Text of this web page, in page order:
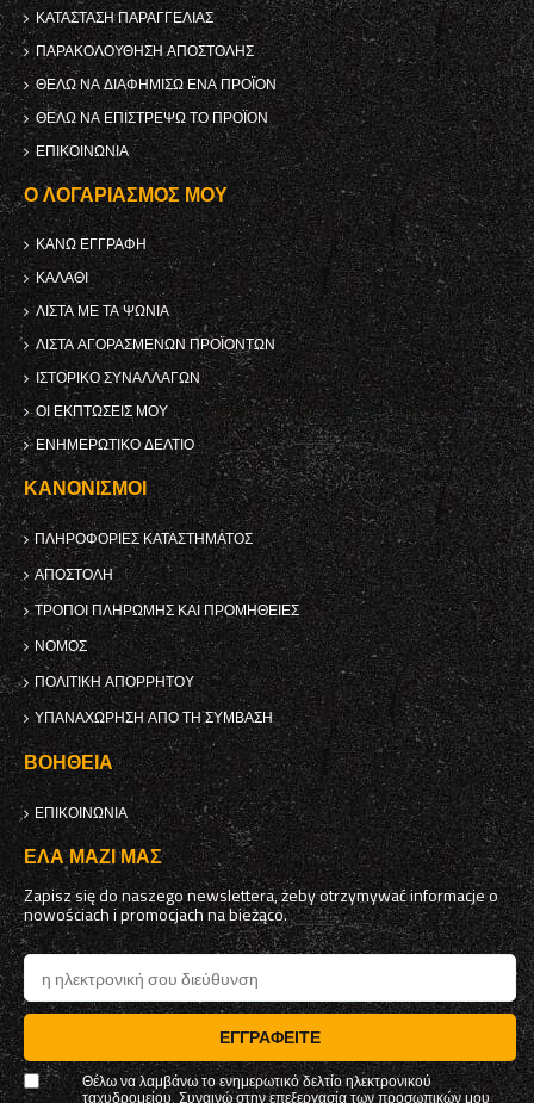
ΚΑΤΆΣΤΑΣΗ ΠΑΡΑΓΓΕΛΊΑΣ
ΠΑΡΑΚΟΛΟΎΘΗΣΗ ΑΠΟΣΤΟΛΉΣ
ΘΈΛΩ ΝΑ ΔΙΑΦΗΜΊΣΩ ΈΝΑ ΠΡΟΪΌΝ
ΘΈΛΩ ΝΑ ΕΠΙΣΤΡΈΨΩ ΤΟ ΠΡΟΪΌΝ
ΕΠΙΚΟΙΝΩΝΊΑ
Ο ΛΟΓΑΡΙΑΣΜΌΣ ΜΟΥ
ΚΑΝΩ ΕΓΓΡΑΦΗ
ΚΑΛΆΘΙ
ΛΊΣΤΑ ΜΕ ΤΑ ΨΏΝΙΑ
ΛΊΣΤΑ ΑΓΟΡΑΣΜΈΝΩΝ ΠΡΟΪΌΝΤΩΝ
ΙΣΤΟΡΙΚΌ ΣΥΝΑΛΛΑΓΏΝ
ΟΙ ΕΚΠΤΏΣΕΙΣ ΜΟΥ
ΕΝΗΜΕΡΩΤΙΚΌ ΔΕΛΤΊΟ
ΚΑΝΟΝΙΣΜΟΊ
ΠΛΗΡΟΦΟΡΊΕΣ ΚΑΤΑΣΤΉΜΑΤΟΣ
ΑΠΟΣΤΟΛΉ
ΤΡΌΠΟΙ ΠΛΗΡΩΜΉΣ ΚΑΙ ΠΡΟΜΉΘΕΙΕΣ
ΝΌΜΟΣ
ΠΟΛΙΤΙΚΉ ΑΠΟΡΡΉΤΟΥ
ΥΠΑΝΑΧΏΡΗΣΗ ΑΠΌ ΤΗ ΣΎΜΒΑΣΗ
ΒΟΉΘΕΙΑ
ΕΠΙΚΟΙΝΩΝΊΑ
ΈΛΑ ΜΑΖΊ ΜΑΣ
Zapisz się do naszego newslettera, żeby otrzymywać informacje o
nowościach i promocjach na bieżąco.
ΕΓΓΡΑΦΕΊΤΕ
Θέλω να λαμβάνω το ενημερωτικό δελτίο ηλεκτρονικού
ταχυδρομείου. Συναινώ στην επεξεργασία των προσωπικών μου